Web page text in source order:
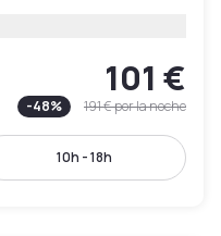
101 €
-48% 191 €por la noche
10h - 18h